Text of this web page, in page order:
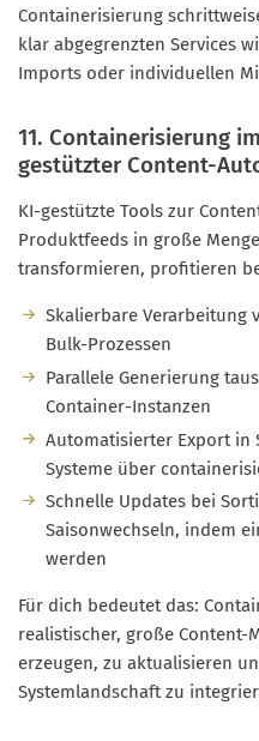
Containerisierung
klar abgegrenzten Services
Imports oder individuellen
11. Containerisierung
gestützter Content-
KI-gestützte Tools zur
Produktfeeds in große
transformieren, profitieren
Skalierbare Verarbeitung
Bulk-Prozessen
Parallele Generierung
Container-Instanzen
Automatisierter Export in
Systeme über
Schnelle Updates bei
Saisonwechseln, indem
werden
Für dich bedeutet das:
realistischer, große Content-
erzeugen, zu aktualisieren
Systemlandschaft zu